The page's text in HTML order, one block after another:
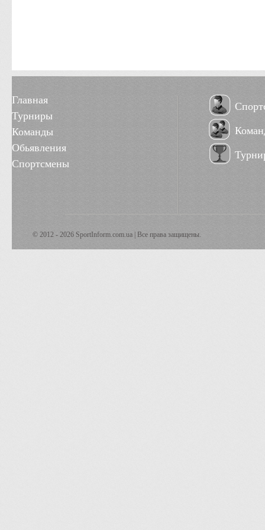
Главная
Турниры
Команды
Обьявления
Спортсмены
© 2012 - 2026 SportInform.com.ua | Все права защищены.